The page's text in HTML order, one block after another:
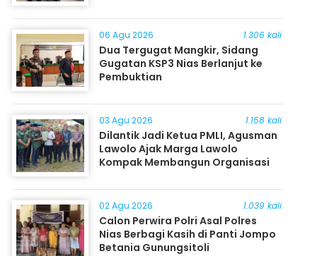
06 Agu 2026 1.306 kali
Dua Tergugat Mangkir, Sidang
Gugatan KSP3 Nias Berlanjut ke
Pembuktian
03 Agu 2026 1.158 kali
Dilantik Jadi Ketua PMLI, Agusman
Lawolo Ajak Marga Lawolo
Kompak Membangun Organisasi
02 Agu 2026 1.039 kali
Calon Perwira Polri Asal Polres
Nias Berbagi Kasih di Panti Jompo
Betania Gunungsitoli